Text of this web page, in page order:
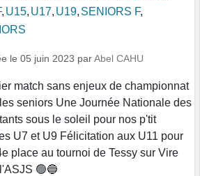
U15 U17 U19 SENIORS F
le 05 juin 2023 parAbel CAHU
match sans enjeux de championnat
seniors Une Journée Nationale des
sous le soleil pour nos p'tit
U7 et U9 Félicitation aux U11 pour
place au tournoi de Tessy sur Vire
🟢🔵